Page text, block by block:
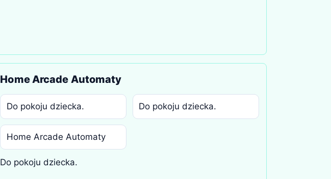
Home Arcade Automaty
Do pokoju dziecka. Do pokoju dziecka.
Home Arcade Automaty
Do pokoju dziecka.